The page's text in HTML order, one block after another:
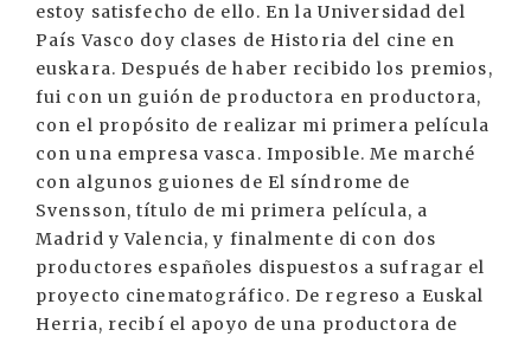
estoy satisfecho de ello. En la Universidad del
País Vasco doy clases de Historia del cine en
euskara. Después de haber recibido los premios,
fui con un guión de productora en productora,
con el propósito de realizar mi primera película
con una empresa vasca. Imposible. Me marché
con algunos guiones de El síndrome de
Svensson, título de mi primera película, a
Madrid y Valencia, y finalmente di con dos
productores españoles dispuestos a sufragar el
proyecto cinematográfico. De regreso a Euskal
Herria, recibí el apoyo de una productora de